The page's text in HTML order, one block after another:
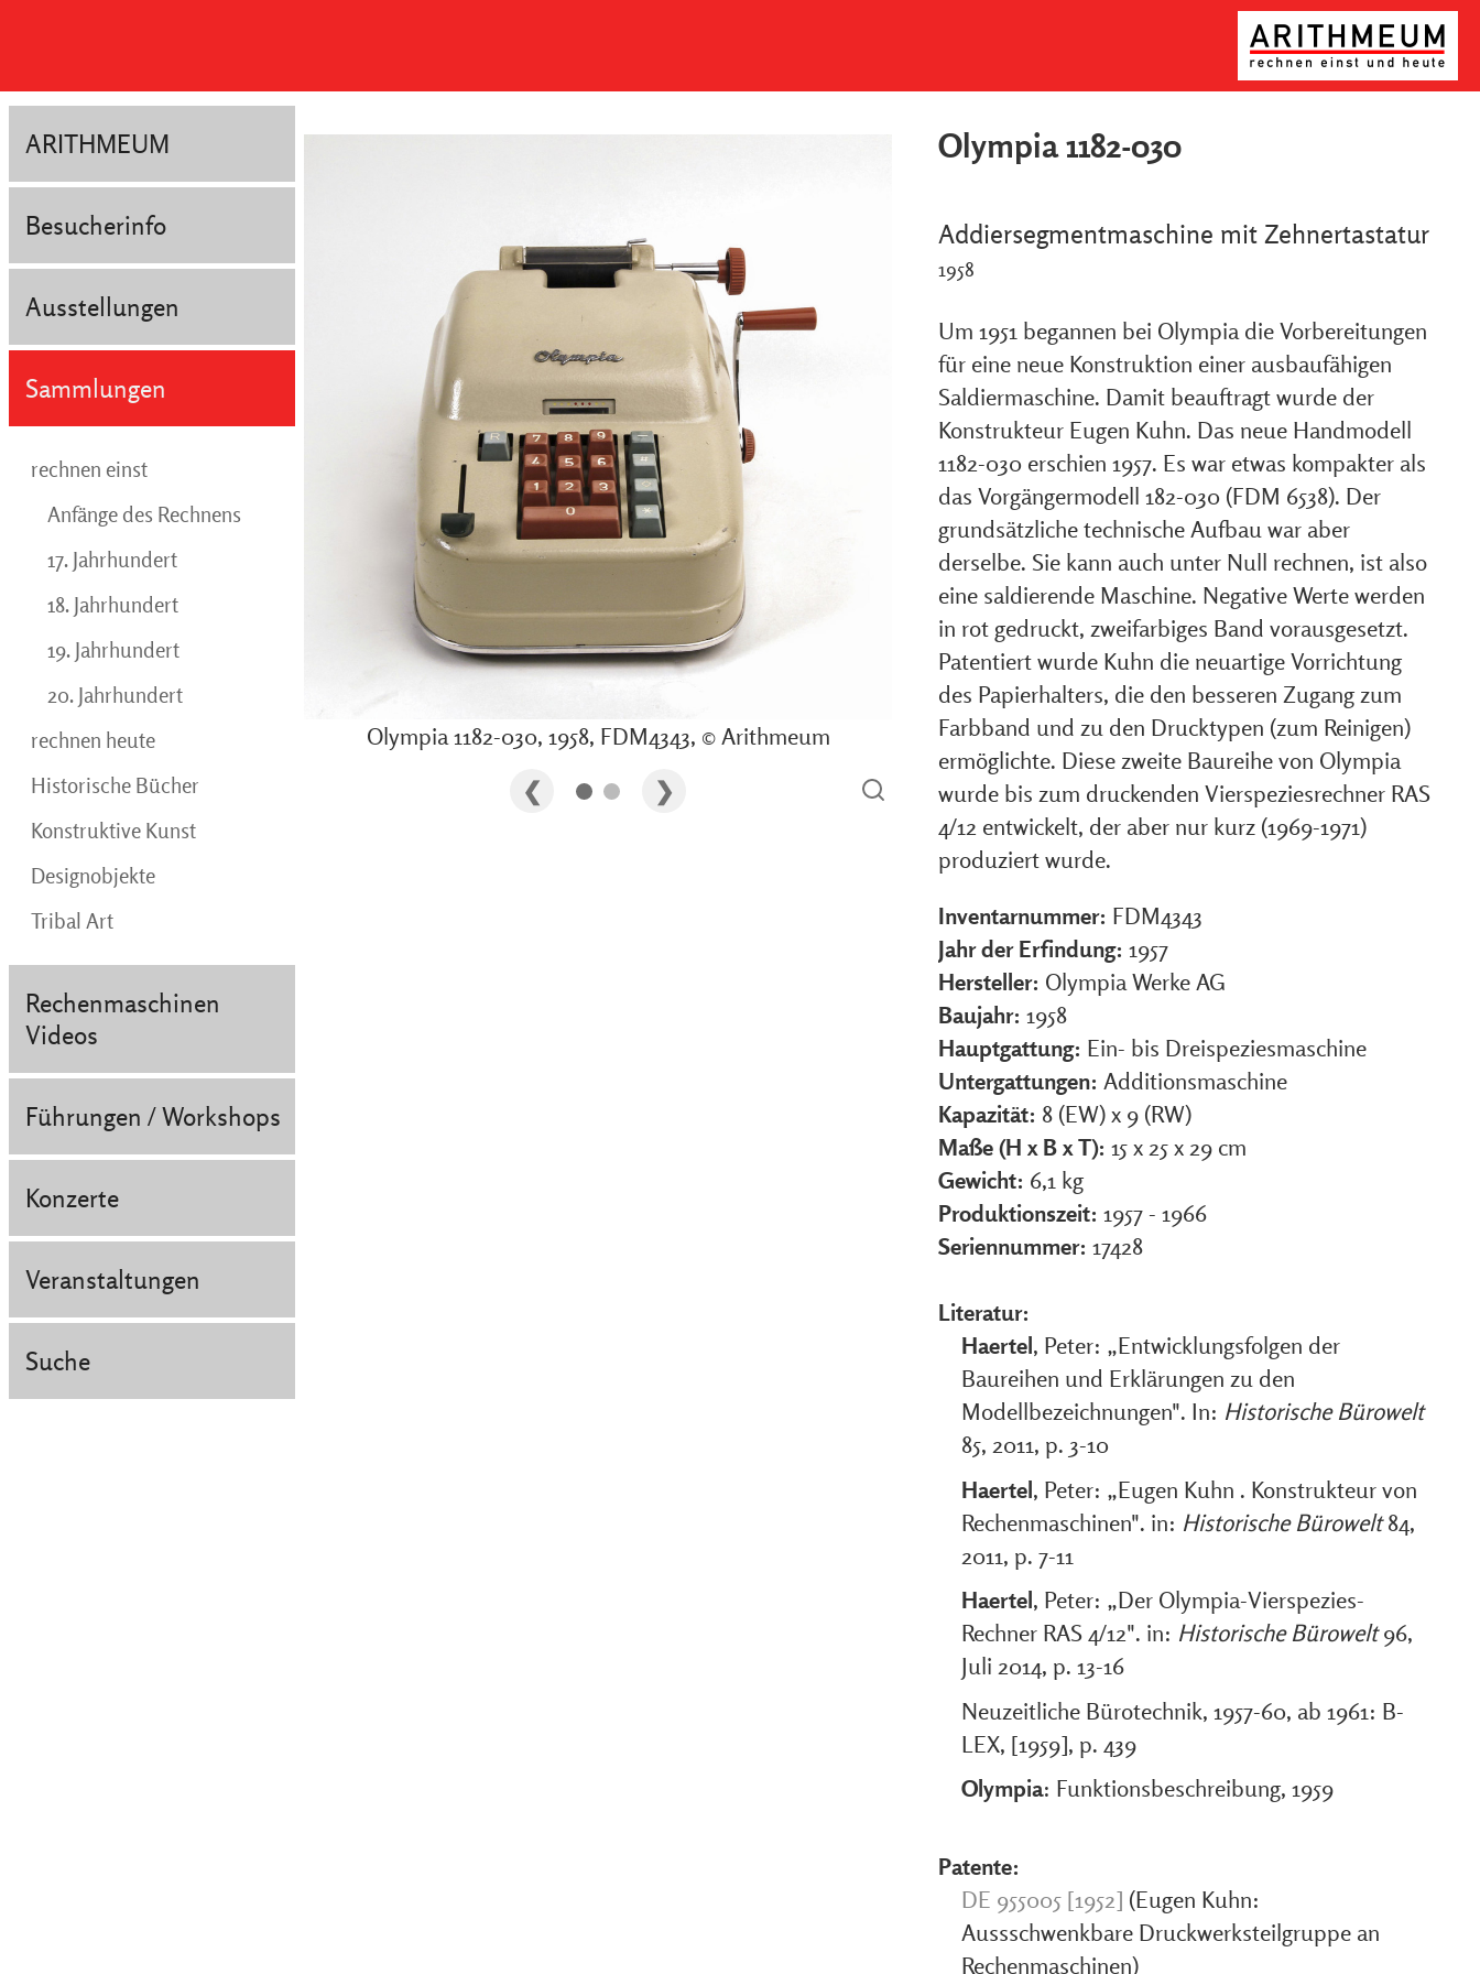
ARITHMEUM
Besucherinfo
Ausstellungen
Sammlungen
rechnen einst
Anfänge des Rechnens
17. Jahrhundert
18. Jahrhundert
19. Jahrhundert
20. Jahrhundert
rechnen heute
Historische Bücher
Konstruktive Kunst
Designobjekte
Tribal Art
Rechenmaschinen
Videos
Führungen / Workshops
Konzerte
Veranstaltungen
Suche
Olympia 1182-030, 1958, FDM4343, © Arithmeum
Olympia 1182-030
Addiersegmentmaschine mit Zehnertastatur
1958
Um 1951 begannen bei Olympia die Vorbereitungen
für eine neue Konstruktion einer ausbaufähigen
Saldiermaschine. Damit beauftragt wurde der
Konstrukteur Eugen Kuhn. Das neue Handmodell
1182-030 erschien 1957. Es war etwas kompakter als
das Vorgängermodell 182-030 (FDM 6538). Der
grundsätzliche technische Aufbau war aber
derselbe. Sie kann auch unter Null rechnen, ist also
eine saldierende Maschine. Negative Werte werden
in rot gedruckt, zweifarbiges Band vorausgesetzt.
Patentiert wurde Kuhn die neuartige Vorrichtung
des Papierhalters, die den besseren Zugang zum
Farbband und zu den Drucktypen (zum Reinigen)
ermöglichte. Diese zweite Baureihe von Olympia
wurde bis zum druckenden Vierspeziesrechner RAS
4/12 entwickelt, der aber nur kurz (1969-1971)
produziert wurde.
Inventarnummer: FDM4343
Jahr der Erfindung: 1957
Hersteller: Olympia Werke AG
Baujahr: 1958
Hauptgattung: Ein- bis Dreispeziesmaschine
Untergattungen: Additionsmaschine
Kapazität: 8 (EW) x 9 (RW)
Maße (H x B x T): 15 x 25 x 29 cm
Gewicht: 6,1 kg
Produktionszeit: 1957 - 1966
Seriennummer: 17428
Literatur:
Haertel, Peter: „Entwicklungsfolgen der
Baureihen und Erklärungen zu den
Modellbezeichnungen". In: Historische Bürowelt
85, 2011, p. 3-10
Haertel, Peter: „Eugen Kuhn . Konstrukteur von
Rechenmaschinen". in: Historische Bürowelt84,
2011, p. 7-11
Haertel, Peter: „Der Olympia-Vierspezies-
Rechner RAS 4/12". in: Historische Bürowelt96,
Juli 2014, p. 13-16
Neuzeitliche Bürotechnik, 1957-60, ab 1961: B-
LEX, [1959], p. 439
Olympia: Funktionsbeschreibung, 1959
Patente:
DE 955005 [1952] (Eugen Kuhn:
Aussschwenkbare Druckwerksteilgruppe an
Rechenmaschinen)